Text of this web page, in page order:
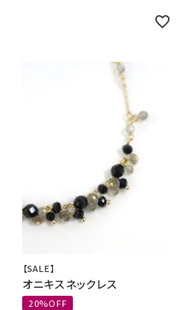
【SALE】
オニキスネックレス
20%OFF